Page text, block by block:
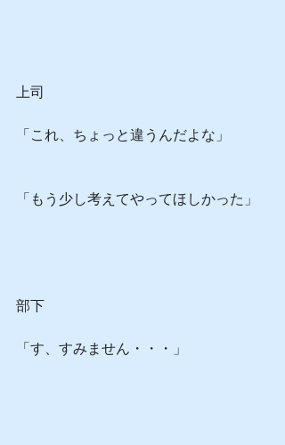
上司
「これ、ちょっと違うんだよな」
「もう少し考えてやってほしかった」
部下
「す、すみません・・・」